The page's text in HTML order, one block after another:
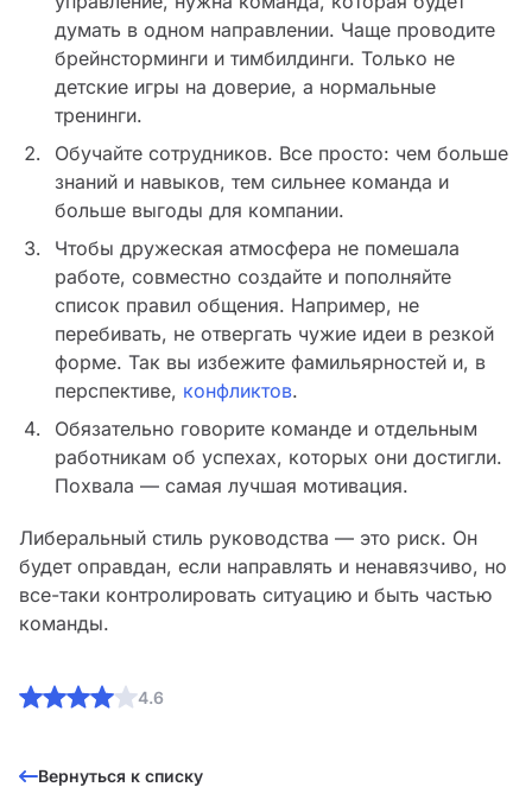
думать в одном направлении. Чаще проводите
брейнсторминги и тимбилдинги. Только не
детские игры на доверие, а нормальные
тренинги.
Обучайте сотрудников. Все просто: чем больше
знаний и навыков, тем сильнее команда и
больше выгоды для компании.
Чтобы дружеская атмосфера не помешала
работе, совместно создайте и пополняйте
список правил общения. Например, не
перебивать, не отвергать чужие идеи в резкой
форме. Так вы избежите фамильярностей и, в
перспективе, конфликтов.
Обязательно говорите команде и отдельным
работникам об успехах, которых они достигли.
Похвала — самая лучшая мотивация.
Либеральный стиль руководства — это риск. Он
будет оправдан, если направлять и ненавязчиво, но
все-таки контролировать ситуацию и быть частью
команды.
4.6
Вернуться к списку